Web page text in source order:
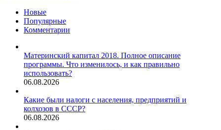
Новые
Популярные
Комментарии
Материнский капитал 2018. Полное описание
программы. Что изменилось, и как правильно
использовать?
06.08.2026
Какие были налоги с населения, предприятий и
колхозов в СССР?
06.08.2026